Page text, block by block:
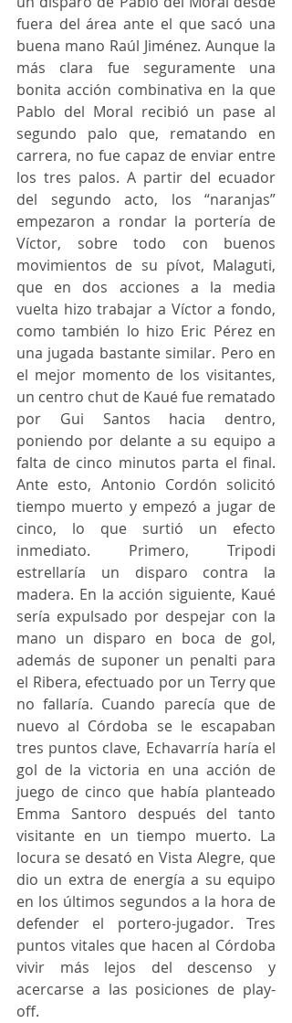
fuera del área ante el que sacó una
buena mano Raúl Jiménez. Aunque la
más clara fue seguramente una
bonita acción combinativa en la que
Pablo del Moral recibió un pase al
segundo palo que, rematando en
carrera, no fue capaz de enviar entre
los tres palos. A partir del ecuador
del segundo acto, los “naranjas”
empezaron a rondar la portería de
Víctor, sobre todo con buenos
movimientos de su pívot, Malaguti,
que en dos acciones a la media
vuelta hizo trabajar a Víctor a fondo,
como también lo hizo Eric Pérez en
una jugada bastante similar. Pero en
el mejor momento de los visitantes,
un centro chut de Kaué fue rematado
por Gui Santos hacia dentro,
poniendo por delante a su equipo a
falta de cinco minutos parta el final.
Ante esto, Antonio Cordón solicitó
tiempo muerto y empezó a jugar de
cinco, lo que surtió un efecto
inmediato. Primero, Tripodi
estrellaría un disparo contra la
madera. En la acción siguiente, Kaué
sería expulsado por despejar con la
mano un disparo en boca de gol,
además de suponer un penalti para
el Ribera, efectuado por un Terry que
no fallaría. Cuando parecía que de
nuevo al Córdoba se le escapaban
tres puntos clave, Echavarría haría el
gol de la victoria en una acción de
juego de cinco que había planteado
Emma Santoro después del tanto
visitante en un tiempo muerto. La
locura se desató en Vista Alegre, que
dio un extra de energía a su equipo
en los últimos segundos a la hora de
defender el portero-jugador. Tres
puntos vitales que hacen al Córdoba
vivir más lejos del descenso y
acercarse a las posiciones de play-
off.